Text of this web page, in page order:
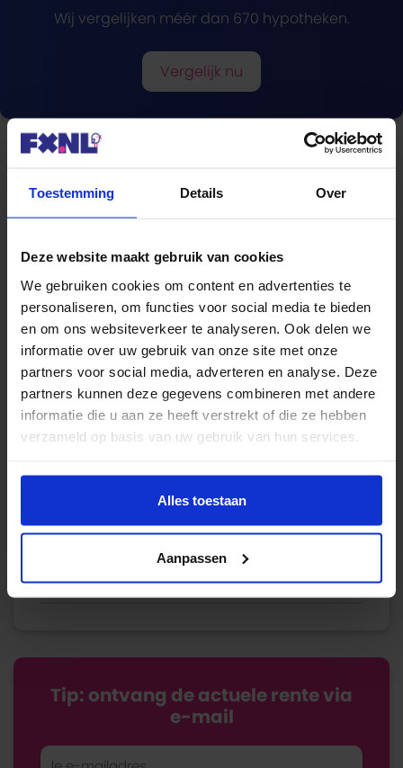
Toestemming Details Over
Deze website maakt gebruik van cookies
We gebruiken cookies om content en advertenties te
personaliseren, om functies voor social media te bieden
en om ons websiteverkeer te analyseren. Ook delen we
informatie over uw gebruik van onze site met onze
partners voor social media, adverteren en analyse. Deze
partners kunnen deze gegevens combineren met andere
informatie die u aan ze heeft verstrekt of die ze hebben
verzameld op basis van uw gebruik van hun services.
Alles toestaan
Aanpassen
Wij vergelijken méér dan 670 hypotheken.
Vergelijk nu
Blogcategorieën
Hypotheek
Lenen
Beleggen
Sparen
Verzekeren
Economie
Fiscaal
Bespaartips
Tip: ontvang de actuele rente via
e-mail